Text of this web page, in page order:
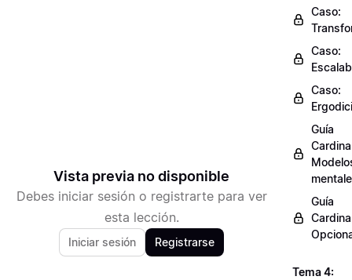
Vista previa no disponible
Debes iniciar sesión o registrarte para ver
esta lección.
Iniciar sesión Registrarse
Caso:
Caso:
Caso:
Guía
Guía
Tema 4: